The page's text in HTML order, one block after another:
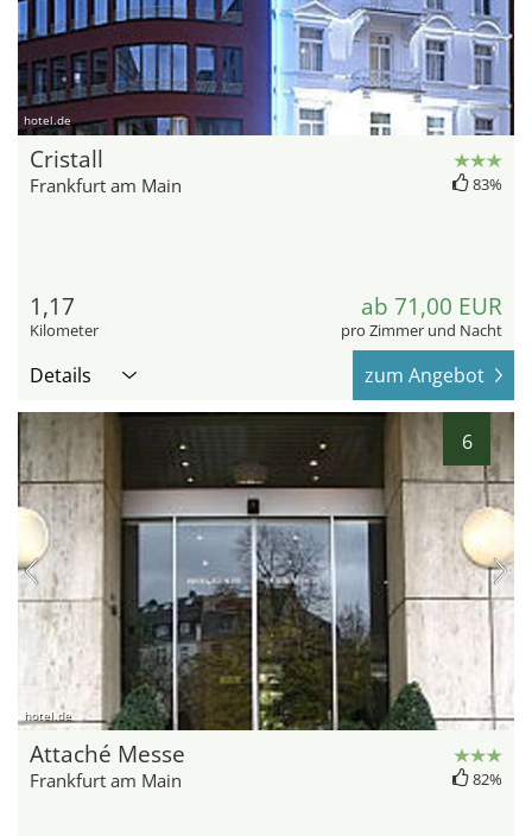
hotel.de
Cristall
Frankfurt am Main 83%
1,17
Kilometer
ab 71,00 EUR
pro Zimmer und Nacht
Details zum Angebot
6
hotel.de
Attaché Messe
Frankfurt am Main 82%